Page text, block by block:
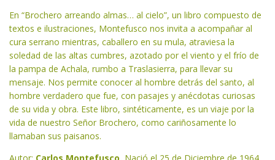
En “Brochero arreando almas… al cielo”, un libro compuesto de
textos e ilustraciones, Montefusco nos invita a acompañar al
cura serrano mientras, caballero en su mula, atraviesa la
soledad de las altas cumbres, azotado por el viento y el frío de
la pampa de Achala, rumbo a Traslasierra, para llevar su
mensaje. Nos permite conocer al hombre detrás del santo, al
hombre verdadero que fue, con pasajes y anécdotas curiosas
de su vida y obra. Este libro, sintéticamente, es un viaje por la
vida de nuestro Señor Brochero, como cariñosamente lo
llamaban sus paisanos.